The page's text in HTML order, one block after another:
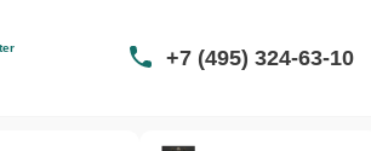
+7 (495) 324-63-10